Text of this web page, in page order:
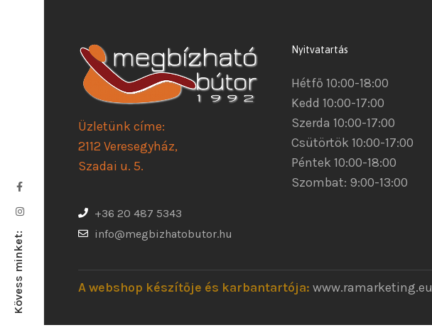
Üzletünk címe:
2112 Veresegyház,
Szadai u. 5.
+36 20 487 5343
info@megbizhatobutor.hu
Nyitvatartás
Hétfő 10:00-18:00
Kedd 10:00-17:00
Szerda 10:00-17:00
Csütörtök 10:00-17:00
Péntek 10:00-18:00
Szombat: 9:00-13:00
A webshop készítője és karbantartója: www.ramarketing.eu
Kövess minket: